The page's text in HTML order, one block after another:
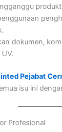
dokumen,
Pejabat
isu ini
Profesional